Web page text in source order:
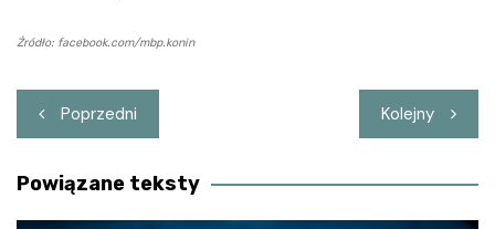
Źródło: facebook.com/mbp.konin
Nawigacja
wpisu
Poprzedni Kolejny
Powiązane teksty